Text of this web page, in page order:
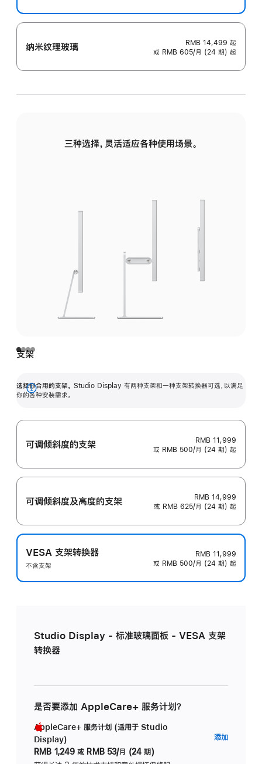
纳米纹理玻璃 RMB 14,499 起
或 RMB 605/月 (24 期) 起
三种选择，灵活适应各种使用场景。
支架
选择你合用的支架。 Studio Display 有两种支架和一种支架转换器可选，以满足
你的各种安装需求。
展
可调倾斜度的支架
RMB 11,999
或 RMB 500/月 (24 期) 起
可调倾斜度及高‍度的支‍架
RMB 14,999
或 RMB 625/月 (24 期) 起
VESA 支架转换器
不含支架
RMB 11,999
或 RMB 500/月 (24 期) 起
Studio Display - 标准玻璃面板 - VESA 支架
转换器
是否要添加 AppleCare+ 服务计划？
AppleCare+ 服务计划 (适用于 Studio
Display)
RMB 1,249 或 RMB 53/月 (24 期)
添加